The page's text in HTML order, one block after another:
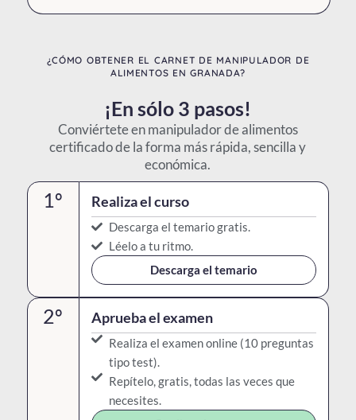
¿CÓMO OBTENER EL CARNET DE MANIPULADOR DE
ALIMENTOS EN GRANADA?
¡En sólo 3 pasos!
Conviértete en manipulador de alimentos
certificado de la forma más rápida, sencilla y
económica.
1º Realiza el curso
Descarga el temario gratis.
Léelo a tu ritmo.
Descarga el temario
2º Aprueba el examen
Realiza el examen online (10 preguntas
tipo test).
Repítelo, gratis, todas las veces que
necesites.